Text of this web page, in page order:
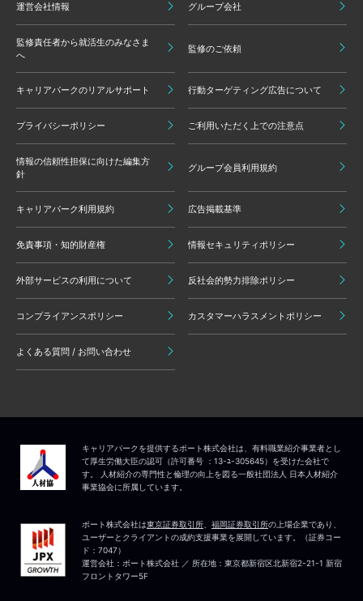
運営会社情報 グループ会社
監修責任者から就活生のみなさま
へ
監修のご依頼
キャリアパークのリアルサポート 行動ターゲティング広告について
プライバシーポリシー ご利用いただく上での注意点
情報の信頼性担保に向けた編集方
針
グループ会員利用規約
キャリアパーク利用規約 広告掲載基準
免責事項・知的財産権 情報セキュリティポリシー
外部サービスの利用について 反社会的勢力排除ポリシー
コンプライアンスポリシー カスタマーハラスメントポリシー
よくある質問 / お問い合わせ